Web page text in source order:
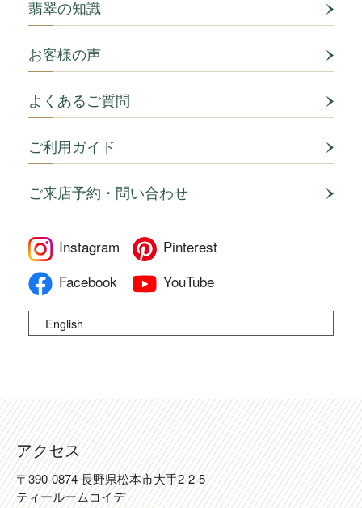
翡翠の知識
お客様の声
よくあるご質問
ご利用ガイド
ご来店予約・問い合わせ
Instagram
Pinterest
Facebook
YouTube
English
アクセス
〒390-0874 長野県松本市大手2-2-5
ティールームコイデ